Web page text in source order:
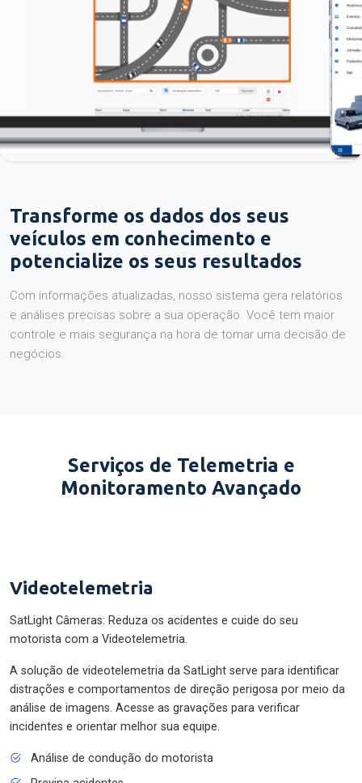
Transforme os dados dos seus
veículos em conhecimento e
potencialize os seus resultados
Com informações atualizadas, nosso sistema gera relatórios
e análises precisas sobre a sua operação. Você tem maior
controle e mais segurança na hora de tomar uma decisão de
negócios.
Serviços de Telemetria e
Monitoramento Avançado
Videotelemetria
SatLight Câmeras: Reduza os acidentes e cuide do seu
motorista com a Videotelemetria.
A solução de videotelemetria da SatLight serve para identificar
distrações e comportamentos de direção perigosa por meio da
análise de imagens. Acesse as gravações para verificar
incidentes e orientar melhor sua equipe.
Análise de condução do motorista